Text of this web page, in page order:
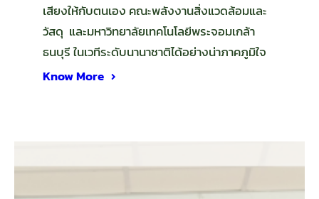
เสียงให้กับตนเอง คณะพลังงานสิ่งแวดล้อมและ
วัสดุ และมหาวิทยาลัยเทคโนโลยีพระจอมเกล้า
ธนบุรี ในเวทีระดับนานาชาติได้อย่างน่าภาคภูมิใจ
Know More